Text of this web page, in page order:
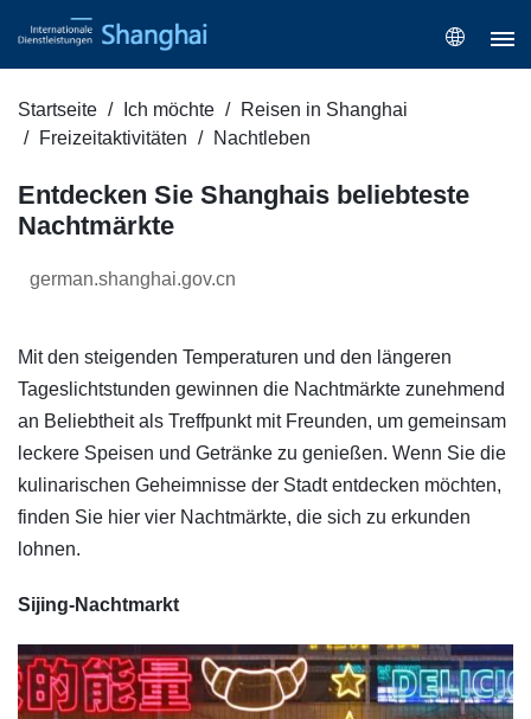
Startseite Ich möchte
Reisen in Shanghai
Freizeitaktivitäten
Nachtleben
Entdecken Sie Shanghais beliebteste
Nachtmärkte
german.shanghai.gov.cn
Mit den steigenden Temperaturen und den längeren
Tageslichtstunden gewinnen die Nachtmärkte zunehmend
an Beliebtheit als Treffpunkt mit Freunden, um gemeinsam
leckere Speisen und Getränke zu genießen. Wenn Sie die
kulinarischen Geheimnisse der Stadt entdecken möchten,
finden Sie hier vier Nachtmärkte, die sich zu erkunden
lohnen.
Sijing-Nachtmarkt